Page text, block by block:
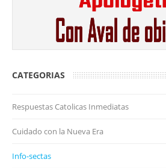
CATEGORIAS
Respuestas Catolicas Inmediatas
Cuidado con la Nueva Era
Info-sectas